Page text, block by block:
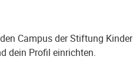
Campus der Stiftung Kinder
dein Profil einrichten.